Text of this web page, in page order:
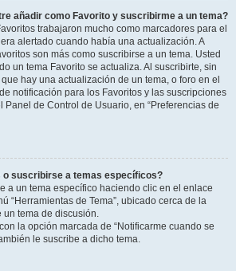
añadir como Favorito y suscribirme a un tema?
trabajaron mucho como marcadores para el
alertado cuando había una actualización. A
son más como suscribirse a un tema. Usted
un tema Favorito se actualiza. Al suscribirte, sin
hay una actualización de un tema, o foro en el
notificación para los Favoritos y las suscripciones
de Control de Usuario, en “Preferencias de
suscribirse a temas específicos?
a un tema específico haciendo clic en el enlace
“Herramientas de Tema”, ubicado cerca de la
un tema de discusión.
la opción marcada de “Notificarme cuando se
le suscribe a dicho tema.